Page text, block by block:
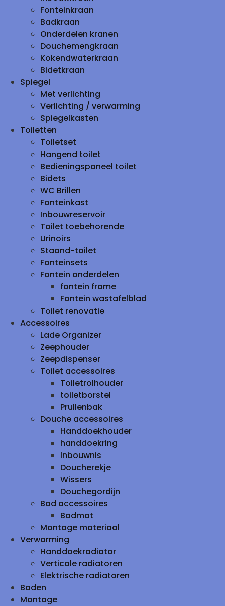
Fonteinkraan
Badkraan
Onderdelen kranen
Douchemengkraan
Kokendwaterkraan
Bidetkraan
Spiegel
Met verlichting
Verlichting / verwarming
Spiegelkasten
Toiletten
Toiletset
Hangend toilet
Bedieningspaneel toilet
Bidets
WC Brillen
Fonteinkast
Inbouwreservoir
Toilet toebehorende
Urinoirs
Staand-toilet
Fonteinsets
Fontein onderdelen
fontein frame
Fontein wastafelblad
Toilet renovatie
Accessoires
Lade Organizer
Zeephouder
Zeepdispenser
Toilet accessoires
Toiletrolhouder
toiletborstel
Prullenbak
Douche accessoires
Handdoekhouder
handdoekring
Inbouwnis
Doucherekje
Wissers
Douchegordijn
Bad accessoires
Badmat
Montage materiaal
Verwarming
Handdoekradiator
Verticale radiatoren
Elektrische radiatoren
Baden
Montage